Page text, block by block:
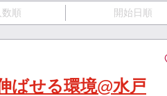
順 開始日順
ばせる環境@水戸